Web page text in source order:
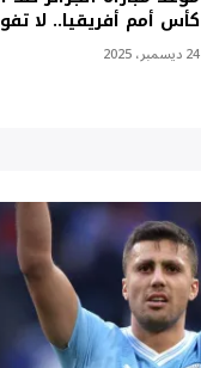
كأس أمم أفريقيا.. لا
24 ديسمبر، 2025